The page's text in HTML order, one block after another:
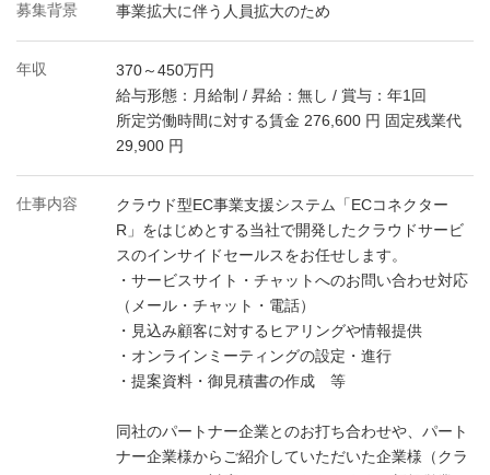
募集背景 事業拡大に伴う人員拡大のため
年収
370～450万円
給与形態：月給制 / 昇給：無し / 賞与：年1回
所定労働時間に対する賃金 276,600 円 固定残業代
29,900 円
仕事内容
クラウド型EC事業支援システム「ECコネクター
R」をはじめとする当社で開発したクラウドサービ
スのインサイドセールスをお任せします。
・サービスサイト・チャットへのお問い合わせ対応
（メール・チャット・電話）
・見込み顧客に対するヒアリングや情報提供
・オンラインミーティングの設定・進行
・提案資料・御見積書の作成 等
同社のパートナー企業とのお打ち合わせや、パート
ナー企業様からご紹介していただいた企業様（クラ